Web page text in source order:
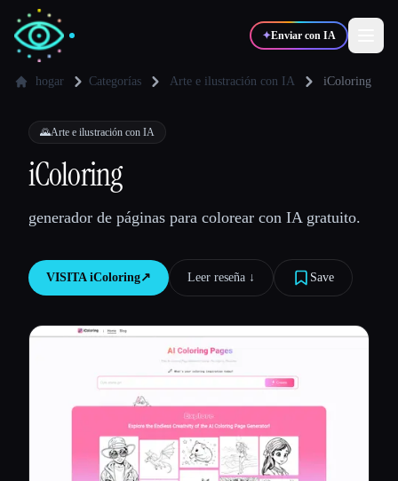
✦Enviar con IA
✍️Escritores
💻 Desarrolladores
Comparar herramientas
Todas las categorías
hogar Categorías Arte e ilustración con IA iColoring
🌄Arte e ilustración con IA
iColoring
generador de páginas para colorear con IA gratuito.
VISITA iColoring↗︎ Leer reseña ↓︎ Save